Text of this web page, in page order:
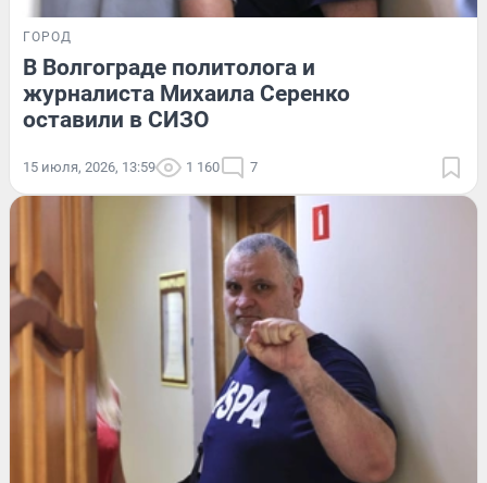
ГОРОД
В Волгограде политолога и
журналиста Михаила Серенко
оставили в СИЗО
15 июля, 2026, 13:59 1 160 7